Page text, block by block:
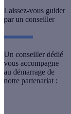
Laissez-vous guider
par un conseiller
Un conseiller dédié
vous accompagne
au démarrage de
notre partenariat :